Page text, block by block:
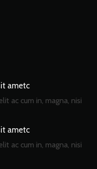
ametc
ac cum in, magna, nisi
ametc
ac cum in, magna, nisi